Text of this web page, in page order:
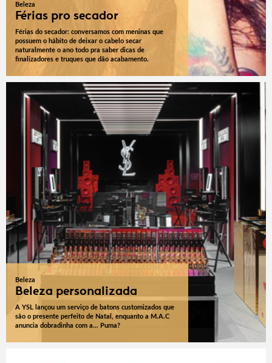
Beleza
Férias pro secador
Férias do secador: conversamos com meninas que
possuem o hábito de deixar o cabelo secar
naturalmente o ano todo pra saber dicas de
finalizadores e truques que dão acabamento.
Beleza
Beleza personalizada
A YSL lançou um serviço de batons customizados que
são o presente perfeito de Natal, enquanto a M.A.C
anuncia dobradinha com a... Puma?